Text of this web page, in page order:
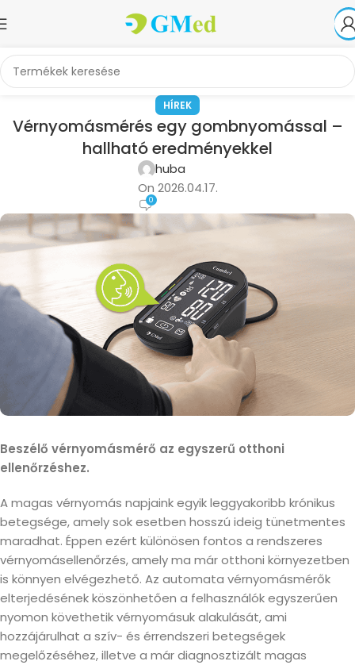
HÍREK
Vérnyomásmérés egy gombnyomással –
hallható eredményekkel
huba
On 2026.04.17.
0
Beszélő vérnyomásmérő az egyszerű otthoni
ellenőrzéshez.
A magas vérnyomás napjaink egyik leggyakoribb krónikus
betegsége, amely sok esetben hosszú ideig tünetmentes
maradhat. Éppen ezért különösen fontos a rendszeres
vérnyomásellenőrzés, amely ma már otthoni környezetben
is könnyen elvégezhető. Az automata vérnyomásmérők
elterjedésének köszönhetően a felhasználók egyszerűen
nyomon követhetik vérnyomásuk alakulását, ami
hozzájárulhat a szív- és érrendszeri betegségek
megelőzéséhez, illetve a már diagnosztizált magas